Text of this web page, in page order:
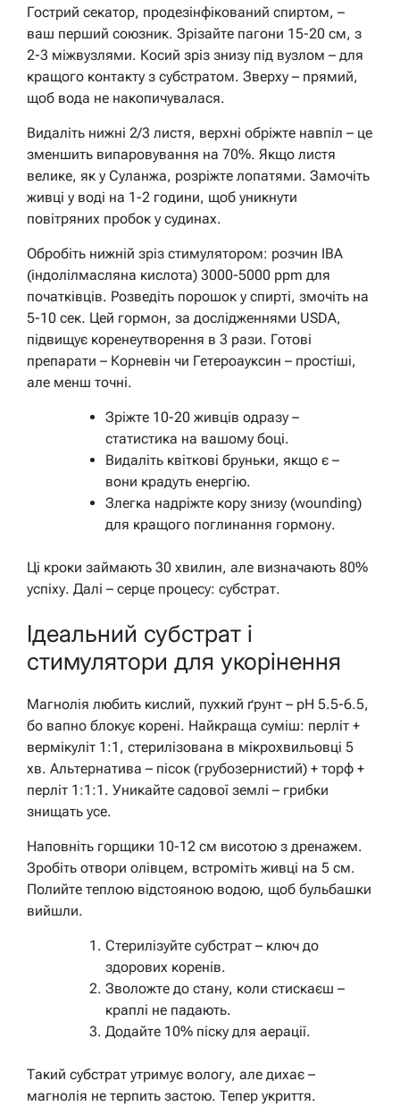
Гострий секатор, продезінфікований спиртом, –
ваш перший союзник. Зрізайте пагони 15-20 см, з
2-3 міжвузлями. Косий зріз знизу під вузлом – для
кращого контакту з субстратом. Зверху – прямий,
щоб вода не накопичувалася.
Видаліть нижні 2/3 листя, верхні обріжте навпіл – це
зменшить випаровування на 70%. Якщо листя
велике, як у Суланжа, розріжте лопатями. Замочіть
живці у воді на 1-2 години, щоб уникнути
повітряних пробок у судинах.
Обробіть нижній зріз стимулятором: розчин IBA
(індолілмасляна кислота) 3000-5000 ppm для
початківців. Розведіть порошок у спирті, змочіть на
5-10 сек. Цей гормон, за дослідженнями USDA,
підвищує коренеутворення в 3 рази. Готові
препарати – Корневін чи Гетероауксин – простіші,
але менш точні.
Зріжте 10-20 живців одразу –
статистика на вашому боці.
Видаліть квіткові бруньки, якщо є –
вони крадуть енергію.
Злегка надріжте кору знизу (wounding)
для кращого поглинання гормону.
Ці кроки займають 30 хвилин, але визначають 80%
успіху. Далі – серце процесу: субстрат.
Ідеальний субстрат і
стимулятори для укорінення
Магнолія любить кислий, пухкий ґрунт – pH 5.5-6.5,
бо вапно блокує корені. Найкраща суміш: перліт +
вермікуліт 1:1, стерилізована в мікрохвильовці 5
хв. Альтернатива – пісок (грубозернистий) + торф +
перліт 1:1:1. Уникайте садової землі – грибки
знищать усе.
Наповніть горщики 10-12 см висотою з дренажем.
Зробіть отвори олівцем, встроміть живці на 5 см.
Полийте теплою відстояною водою, щоб бульбашки
вийшли.
Стерилізуйте субстрат – ключ до
здорових коренів.
Зволожте до стану, коли стискаєш –
краплі не падають.
Додайте 10% піску для аерації.
Такий субстрат утримує вологу, але дихає –
магнолія не терпить застою. Тепер укриття.